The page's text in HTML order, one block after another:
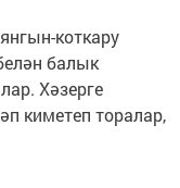
коткару
балык
Хәзерге
киметеп торалар,